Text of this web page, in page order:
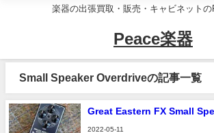
楽器の出張買取・販売・キャビネットの
Peace楽器
Small Speaker Overdriveの記事一覧
Great Eastern FX Small
2022-05-11